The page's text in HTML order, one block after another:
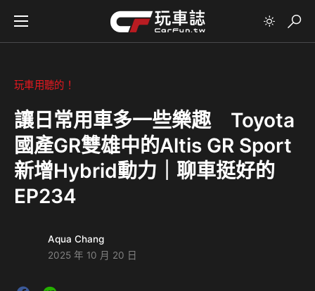
玩車用聽的！
讓日常用車多一些樂趣 Toyota
國產GR雙雄中的Altis GR Sport
新增Hybrid動力｜聊車挺好的
EP234
Aqua Chang
2025 年 10 月 20 日